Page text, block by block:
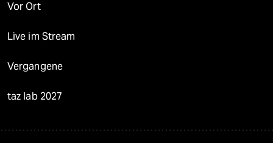
Vor Ort
Live im Stream
Vergangene
taz lab 2027